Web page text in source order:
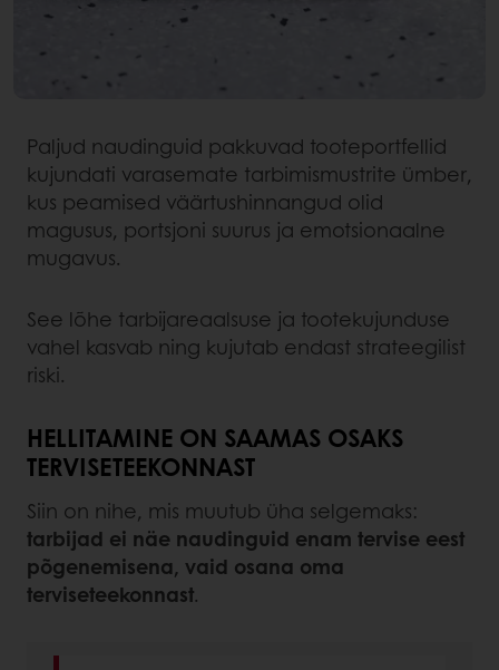
Paljud naudinguid pakkuvad tooteportfellid
kujundati varasemate tarbimismustrite ümber,
kus peamised väärtushinnangud olid
magusus, portsjoni suurus ja emotsionaalne
mugavus.
See lõhe tarbijareaalsuse ja tootekujunduse
vahel kasvab ning kujutab endast strateegilist
riski.
HELLITAMINE ON SAAMAS OSAKS
TERVISETEEKONNAST
Siin on nihe, mis muutub üha selgemaks:
tarbijad ei näe naudinguid enam tervise eest
põgenemisena, vaid osana oma
terviseteekonnast.